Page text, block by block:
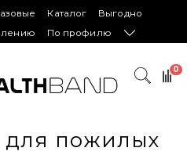
Каталог
Выгодно
По профилю
0
пожилых